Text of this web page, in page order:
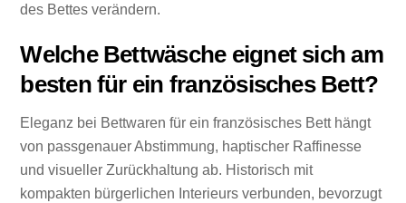
des Bettes verändern.
Welche Bettwäsche eignet sich am
besten für ein französisches Bett?
Eleganz bei Bettwaren für ein französisches Bett hängt
von passgenauer Abstimmung, haptischer Raffinesse
und visueller Zurückhaltung ab. Historisch mit
kompakten bürgerlichen Interieurs verbunden, bevorzugt